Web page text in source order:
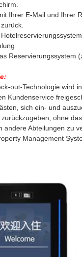
Ihrer E-Mail und Ihrer
Reservierungssystem
out-Technologie wird
Kundenservice
sich ein- und
ohne
Abteilungen zu
Management